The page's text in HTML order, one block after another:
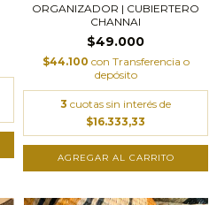
ORGANIZADOR | CUBIERTERO
CHANNAI
$49.000
$44.100 con Transferencia o
depósito
3 cuotas sin interés de
$16.333,33